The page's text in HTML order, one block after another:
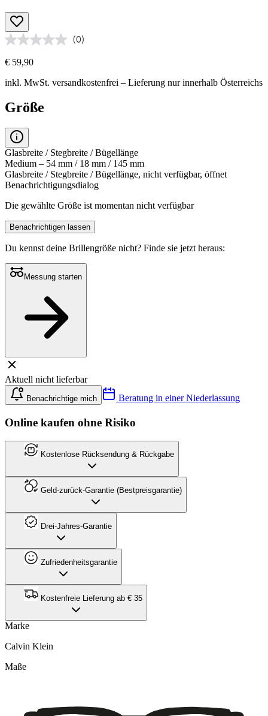
(0)
€ 59,90
inkl. MwSt. versandkostenfrei – Lieferung nur innerhalb Österreichs
Größe
Glasbreite / Stegbreite / Bügellänge
Medium – 54 mm / 18 mm / 145 mm
Glasbreite / Stegbreite / Bügellänge, nicht verfügbar, öffnet
Benachrichtigungsdialog
Die gewählte Größe ist momentan nicht verfügbar
Benachrichtigen lassen
Du kennst deine Brillengröße nicht? Finde sie jetzt heraus:
Messung starten
Aktuell nicht lieferbar
Benachrichtige mich Beratung in einer Niederlassung
Online kaufen ohne Risiko
Kostenlose Rücksendung & Rückgabe
Geld-zurück-Garantie (Bestpreisgarantie)
Drei-Jahres-Garantie
Zufriedenheitsgarantie
Kostenfreie Lieferung ab € 35
Marke
Calvin Klein
Maße